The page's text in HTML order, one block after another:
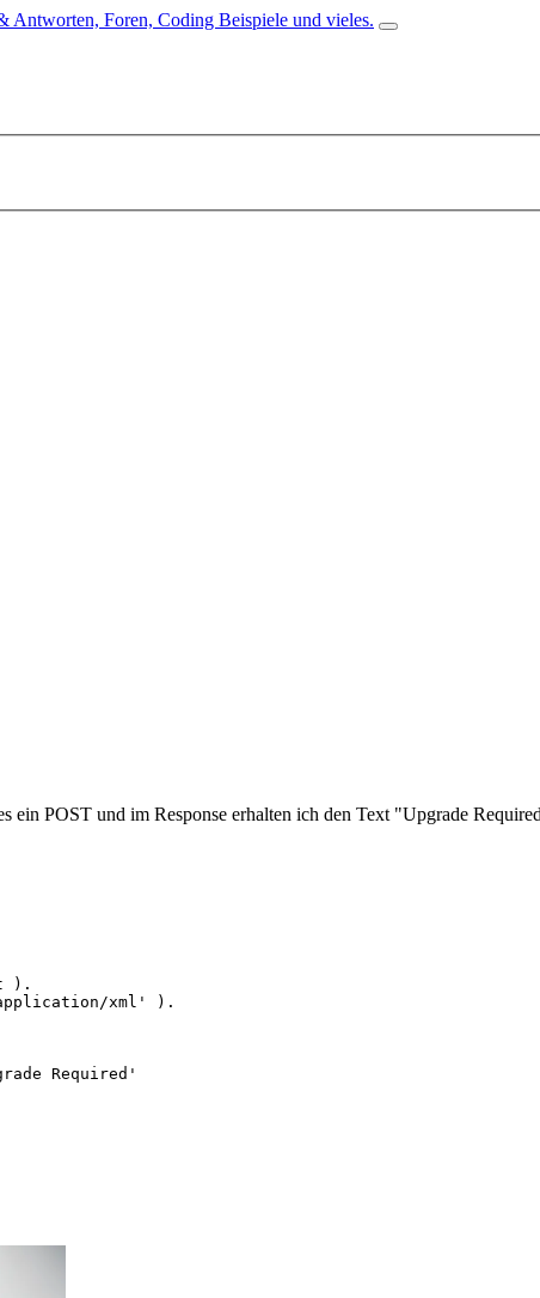
ein POST und im Response erhalten ich den Text "Upgrade
).
xml' ).
Required'